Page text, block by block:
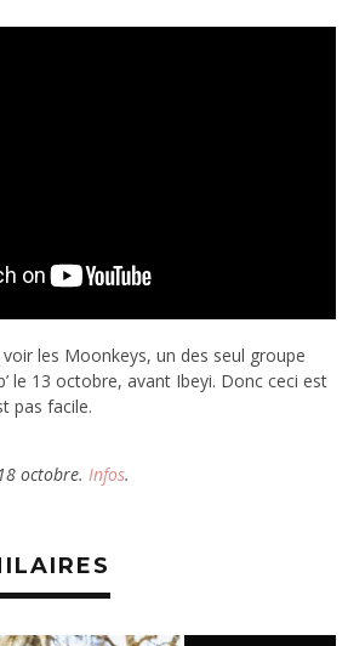
les Moonkeys, un des seul groupe
le 13 octobre, avant Ibeyi. Donc ceci est
pas facile.
octobre. Infos.